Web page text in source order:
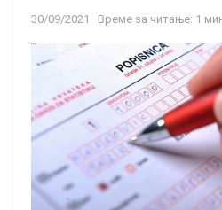
30/09/2021 Време за читање: 1